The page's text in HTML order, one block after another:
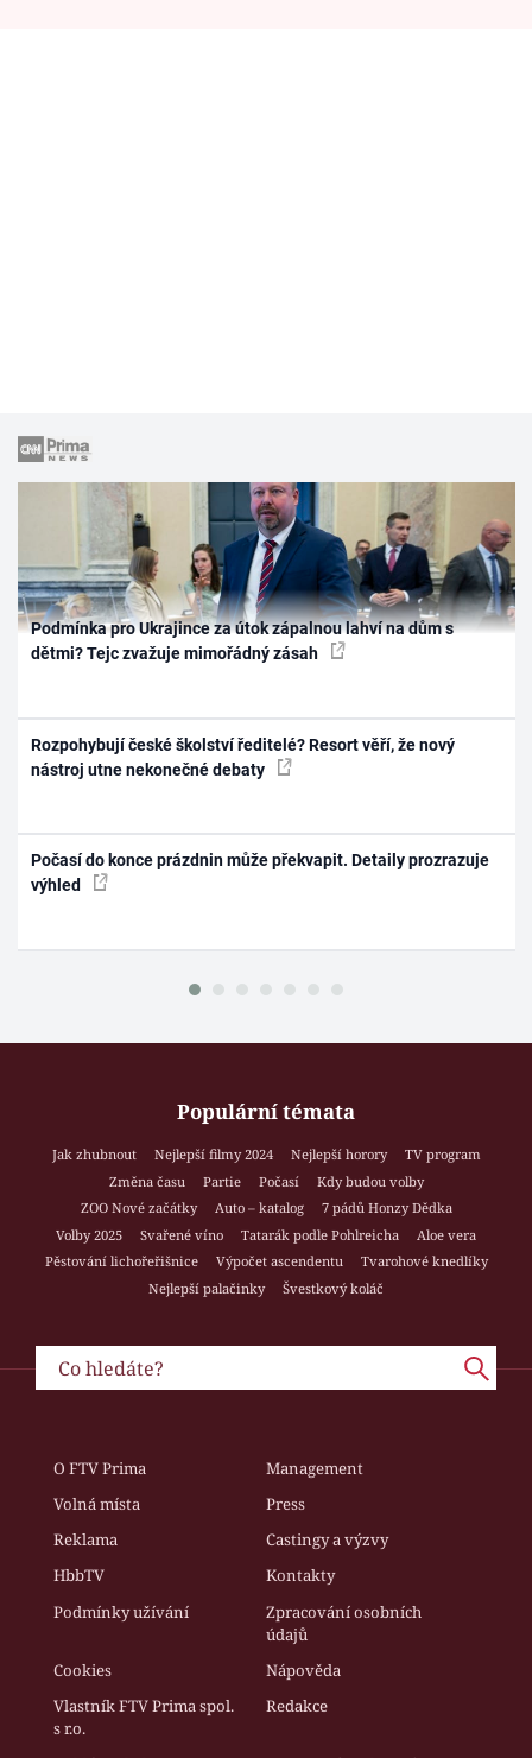
Podmínka pro Ukrajince za útok zápalnou lahví na dům s
dětmi? Tejc zvažuje mimořádný zásah
Rozpohybují české školství ředitelé? Resort věří, že nový
nástroj utne nekonečné debaty
Počasí do konce prázdnin může překvapit. Detaily prozrazuje
výhled
Populární témata
Jak zhubnout Nejlepší filmy 2024 Nejlepší horory
TV program
Změna času
Partie Počasí
Kdy budou volby
ZOO Nové začátky
Auto – katalog
7 pádů Honzy Dědka
Volby 2025
Svařené víno Tatarák podle Pohlreicha
Aloe vera
Pěstování lichořeřišnice
Výpočet ascendentu
Tvarohové knedlíky
Nejlepší palačinky
Švestkový koláč
O FTV Prima
Management
Volná místa
Press
Reklama
Castingy a výzvy
HbbTV
Kontakty
Podmínky užívání
Zpracování osobních
údajů
Cookies
Nápověda
Vlastník FTV Prima spol.
s r.o.
Redakce